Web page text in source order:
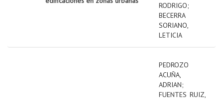
RODRIGO;
BECERRA
SORIANO,
LETICIA
PEDROZO
ACUÑA,
ADRIAN;
FUENTES RUIZ,